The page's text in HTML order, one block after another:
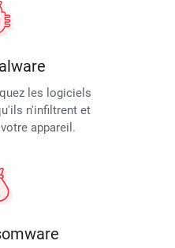
les logiciels
n'infiltrent et
appareil.